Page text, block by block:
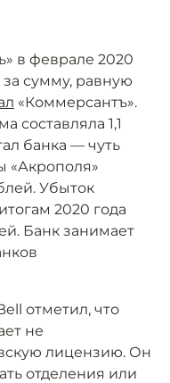
в феврале 2020
сумму, равную
«Коммерсантъ».
составляла 1,1
банка — чуть
«Акрополя»
Убыток
2020 года
Банк занимает
отметил, что
не
лицензию. Он
отделения или